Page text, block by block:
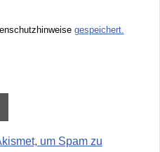
gespeichert.
um Spam zu